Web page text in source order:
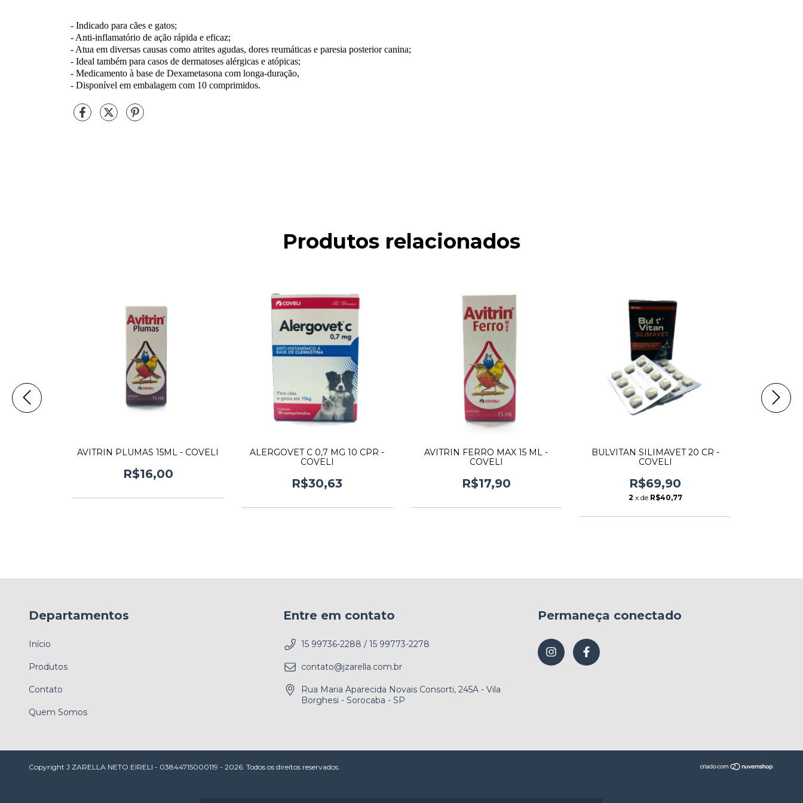
- Indicado para cães e gatos;
- Anti-inflamatório de ação rápida e eficaz;
- Atua em diversas causas como atrites agudas, dores reumáticas e paresia posterior canina;
- Ideal também para casos de dermatoses alérgicas e atópicas;
- Medicamento à base de Dexametasona com longa-duração,
- Disponível em embalagem com 10 comprimidos.
Produtos relacionados
AVITRIN PLUMAS 15ML - COVELI
R$16,00
ALERGOVET C 0,7 MG 10 CPR -
COVELI
R$30,63
AVITRIN FERRO MAX 15 ML -
COVELI
R$17,90
BULVITAN SILIMAVET 20 CR -
COVELI
R$69,90
2 x de R$40,77
Departamentos
Início
Produtos
Contato
Quem Somos
Entre em contato
15 99736-2288 / 15 99773-2278
contato@jzarella.com.br
Rua Maria Aparecida Novais Consorti, 245A - Vila
Borghesi - Sorocaba - SP
Permaneça conectado
Copyright J ZARELLA NETO EIRELI - 03844715000119 - 2026. Todos os direitos reservados.